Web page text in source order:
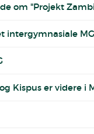
om "Projekt
intergymnasiale
Kispus er videre i